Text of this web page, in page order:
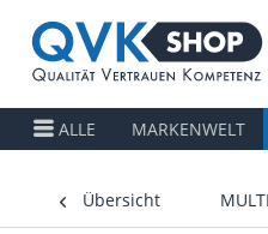
ALLE MARKENWELT
Übersicht